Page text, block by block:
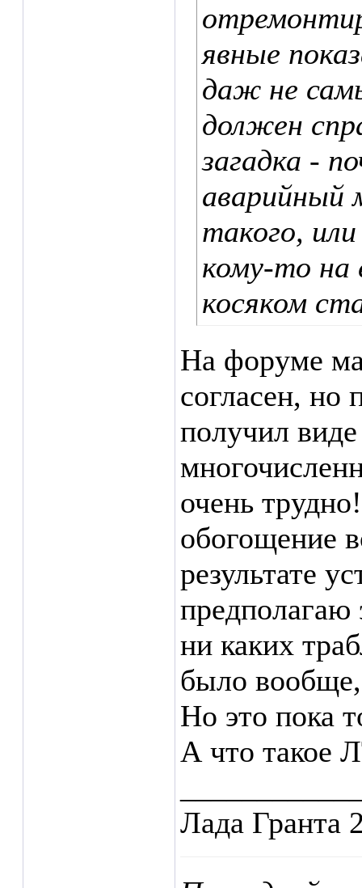
явные
даж не
должен
загадка -
аварийный
такого,
кому-то на
косяком
На форуме
согласен, но
получил
очень
обогощение
результате
ни каких
было вообще,
Но это пока
А что такое
Лада Гранта